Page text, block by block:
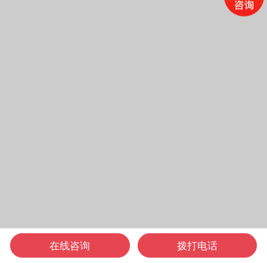
电话咨询 在线咨询
在线咨询 拨打电话